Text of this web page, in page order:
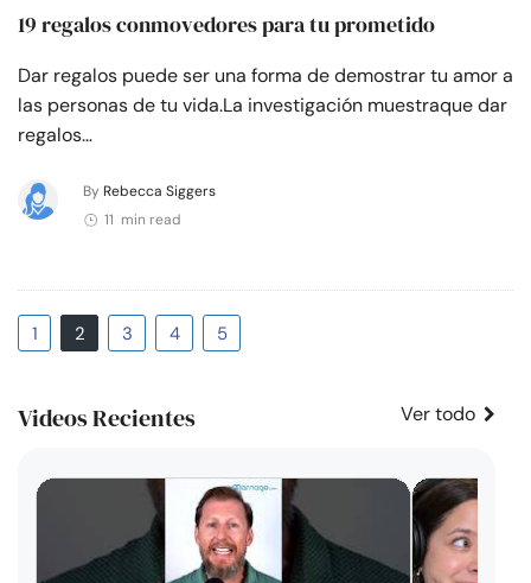
19 regalos conmovedores para tu prometido
Dar regalos puede ser una forma de demostrar tu amor a
las personas de tu vida.La investigación muestraque dar
regalos…
By Rebecca Siggers
11 min read
1 2 3 4 5
Videos Recientes Ver todo